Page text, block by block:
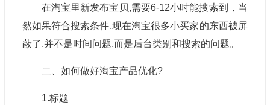
在淘宝里新发布宝贝,需要6-12小时能搜索到，当
然如果符合搜索条件,现在淘宝很多小买家的东西被屏
蔽了,并不是时间问题,而是后台类别和搜索的问题。
二、如何做好淘宝产品优化?
1.标题